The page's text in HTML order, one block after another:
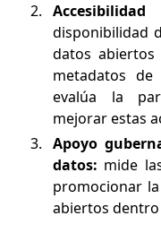
disponibilidad
datos
metadatos
evalúa la
mejorar estas
Apoyo
datos: mide
promocionar
abiertos dentro